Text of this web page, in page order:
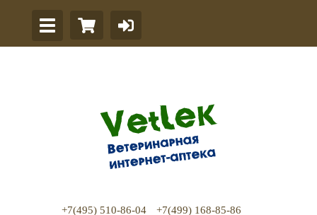
+7(495) 510-86-04
+7(499) 168-85-86